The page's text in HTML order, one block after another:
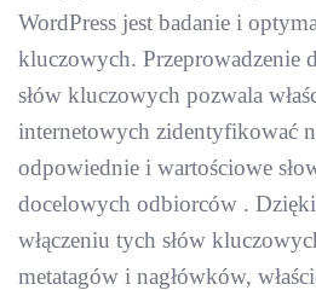
WordPress jest badanie i
kluczowych. Przeprowadzenie
słów kluczowych pozwala
internetowych zidentyfikować
odpowiednie i wartościowe
docelowych odbiorców . Dzięki
włączeniu tych słów
metatagów i nagłówków,